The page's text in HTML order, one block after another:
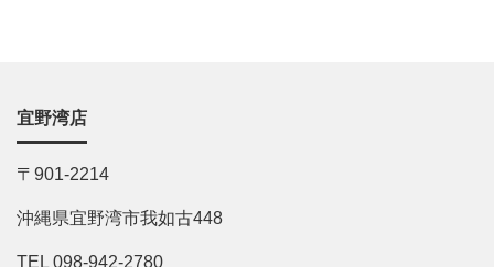
宜野湾店
〒901-2214
沖縄県宜野湾市我如古448
TEL 098-942-2780